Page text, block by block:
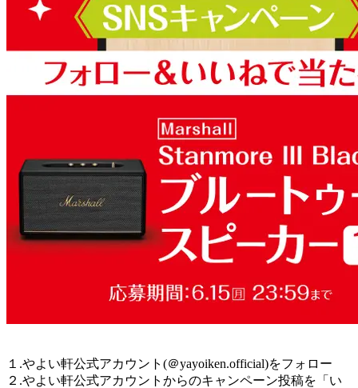
１.やよい軒公式アカウント(＠yayoiken.official)をフォロー
２.やよい軒公式アカウントからのキャンペーン投稿を「い